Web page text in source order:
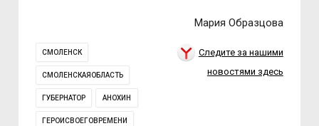
Мария Образцова
СМОЛЕНСК
СМОЛЕНСКАЯОБЛАСТЬ
ГУБЕРНАТОР АНОХИН
ГЕРОИСВОЕГОВРЕМЕНИ
Следите за нашими
новостями здесь